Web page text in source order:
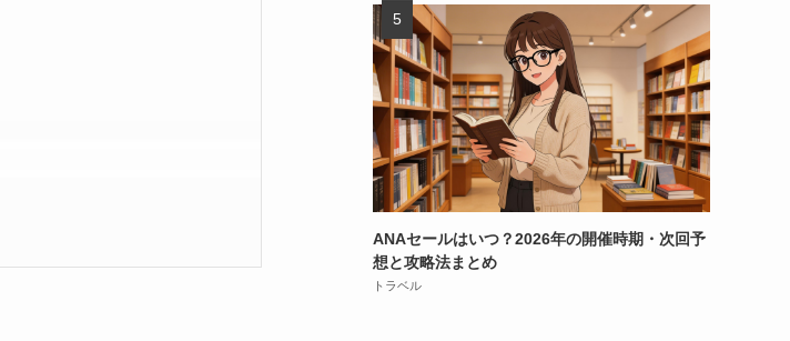
ANAセールはいつ？2026年の開催時期・次回予
想と攻略法まとめ
トラベル